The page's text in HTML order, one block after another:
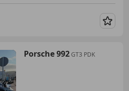
Porsche 992GT3 PDK